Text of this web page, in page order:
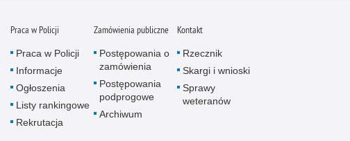
Nietrzeźwi kierujący
Nietrzeźwi opiekunowie
Nietrzeźwi pracownicy
Niszczenie mienia
Praca w Policji
Praca w Policji
Informacje
Ogłoszenia
Listy rankingowe
Rekrutacja
Zamówienia publiczne
Postępowania o
zamówienia
Postępowania
podprogowe
Archiwum
Kontakt
Rzecznik
Skargi i wnioski
Sprawy
weteranów